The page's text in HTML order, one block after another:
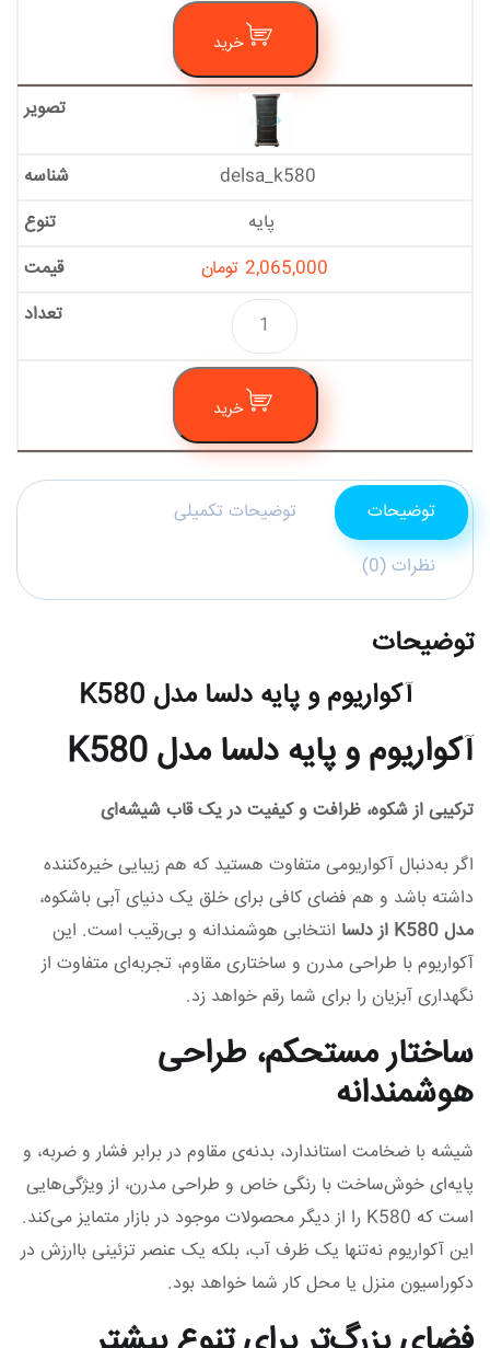
خرید
delsa_k580
پایه
2,065,000 تومان
خرید
توضیحات
توضیحات تکمیلی
نظرات (0)
توضیحات
آکواریوم و پایه دلسا مدل K580
آکواریوم و پایه دلسا مدل K580
ترکیبی از شکوه، ظرافت و کیفیت در یک قاب شیشه‌ای
اگر به‌دنبال آکواریومی متفاوت هستید که هم زیبایی خیره‌کننده
داشته باشد و هم فضای کافی برای خلق یک دنیای آبی باشکوه،
مدل K580 از دلسا
انتخابی هوشمندانه و بی‌رقیب است. این
آکواریوم با طراحی مدرن و ساختاری مقاوم، تجربه‌ای متفاوت از
نگهداری آبزیان را برای شما رقم خواهد زد.
ساختار مستحکم، طراحی
هوشمندانه
شیشه با ضخامت استاندارد، بدنه‌ی مقاوم در برابر فشار و ضربه، و
پایه‌ای خوش‌ساخت با رنگی خاص و طراحی مدرن، از ویژگی‌هایی
است که K580 را از دیگر محصولات موجود در بازار متمایز می‌کند.
این آکواریوم نه‌تنها یک ظرف آب، بلکه یک عنصر تزئینی باارزش در
دکوراسیون منزل یا محل کار شما خواهد بود.